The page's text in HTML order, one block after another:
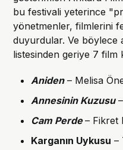
bu festivali yeterince
yönetmenler, filmlerini
duyurdular. Ve böylece
listesinden geriye 7 film
Aniden– Melisa
Annesinin Kuzusu
Cam Perde– Fikret
Karganın Uykusu –